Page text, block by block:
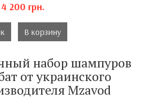
4 200 грн.
В корзину
набор шампуров
от украинского
Mzavod